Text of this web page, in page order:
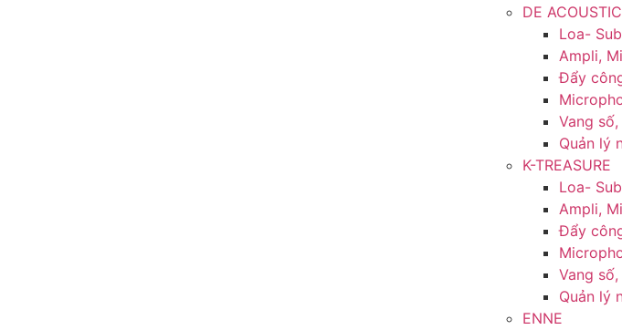
DE
Loa-
Ampli,
Đẩy
Vang
Quản lý
K-TREASURE
Loa-
Ampli,
Đẩy
Vang
Quản lý
ENNE